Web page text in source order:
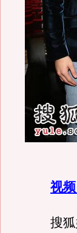
视
搜狐娱